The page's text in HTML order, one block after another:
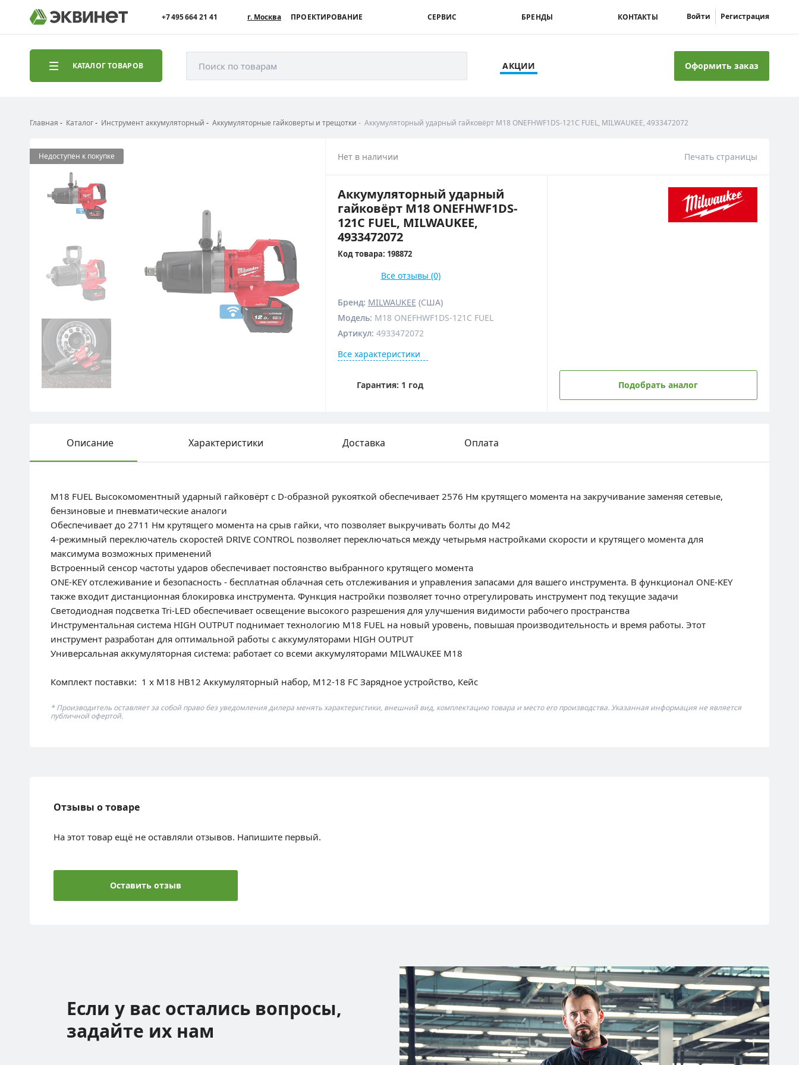
+7 495 664 21 41 г. Москва ПРОЕКТИРОВАНИЕ СЕРВИС БРЕНДЫ КОНТАКТЫ Войти Регистрация
КАТАЛОГ ТОВАРОВ Поиск по товарам АКЦИИ Оформить заказ
Главная Каталог Инструмент аккумуляторный Аккумуляторные гайковерты и трещотки Аккумуляторный ударный гайковёрт M18 ONEFHWF1DS-121C FUEL, MILWAUKEE, 4933472072
Недоступен к покупке Нет в наличии Печать страницы
Аккумуляторный ударный
гайковёрт M18 ONEFHWF1DS-
121C FUEL, MILWAUKEE,
4933472072
Код товара: 198872
Все отзывы (0)
Бренд: MILWAUKEE (США)
Модель: M18 ONEFHWF1DS-121C FUEL
Артикул: 4933472072
Все характеристики
Гарантия: 1 год Подобрать аналог
Описание Характеристики Доставка Оплата
M18 FUEL Высокомоментный ударный гайковёрт с D-образной рукояткой обеспечивает 2576 Нм крутящего момента на закручивание заменяя сетевые,
бензиновые и пневматические аналоги
Обеспечивает до 2711 Нм крутящего момента на срыв гайки, что позволяет выкручивать болты до М42
4-режимный переключатель скоростей DRIVE CONTROL позволяет переключаться между четырьмя настройками скорости и крутящего момента для
максимума возможных применений
Встроенный сенсор частоты ударов обеспечивает постоянство выбранного крутящего момента
ONE-KEY отслеживание и безопасность - бесплатная облачная сеть отслеживания и управления запасами для вашего инструмента. В функционал ONE-KEY
также входит дистанционная блокировка инструмента. Функция настройки позволяет точно отрегулировать инструмент под текущие задачи
Светодиодная подсветка Tri-LED обеспечивает освещение высокого разрешения для улучшения видимости рабочего пространства
Инструментальная система HIGH OUTPUT поднимает технологию M18 FUEL на новый уровень, повышая производительность и время работы. Этот
инструмент разработан для оптимальной работы с аккумуляторами HIGH OUTPUT
Универсальная аккумуляторная система: работает со всеми аккумуляторами MILWAUKEE M18
Комплект поставки: 1 x M18 HB12 Аккумуляторный набор, M12-18 FC Зарядное устройство, Кейс
* Производитель оставляет за собой право без уведомления дилера менять характеристики, внешний вид, комплектацию товара и место его производства. Указанная информация не является
публичной офертой.
Отзывы о товаре
На этот товар ещё не оставляли отзывов. Напишите первый.
Оставить отзыв
Если у вас остались вопросы,
задайте их нам